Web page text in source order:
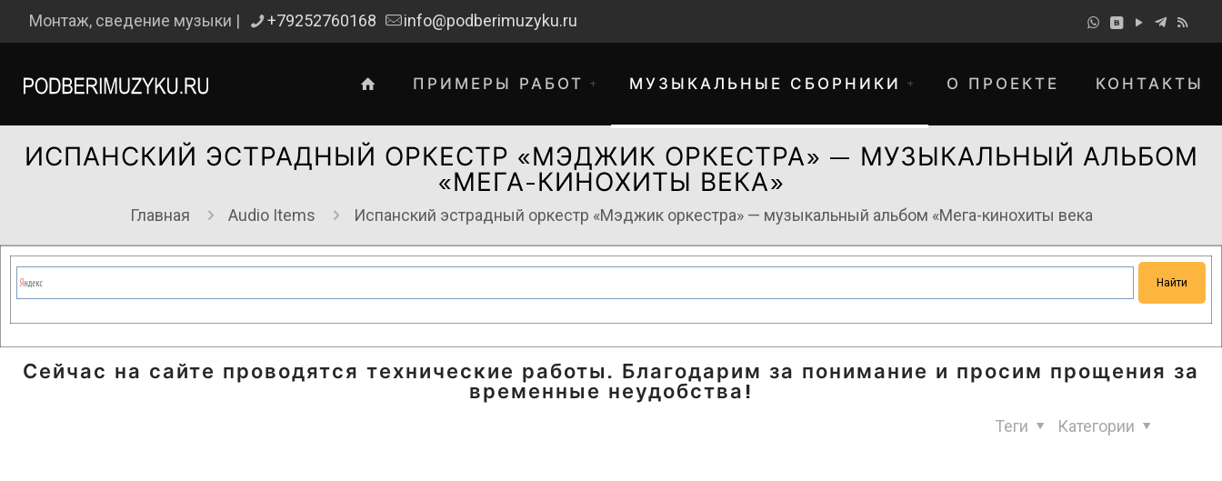
Монтаж, сведение музыки | +79252760168 info@podberimuzyku.ru
ПРИМЕРЫ РАБОТ МУЗЫКАЛЬНЫЕ СБОРНИКИ О ПРОЕКТЕ КОНТАКТЫ
ИСПАНСКИЙ ЭСТРАДНЫЙ ОРКЕСТР «МЭДЖИК ОРКЕСТРА» — МУЗЫКАЛЬНЫЙ АЛЬБОМ
«МЕГА-КИНОХИТЫ ВЕКА»
Главная Audio Items Испанский эстрадный оркестр «Мэджик оркестра» — музыкальный альбом «Мега-кинохиты века
Сейчас на сайте проводятся технические работы. Благодарим за понимание и просим прощения за
временные неудобства!
Категории
Теги